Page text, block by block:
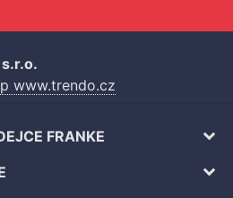
s.r.o.
www.trendo.cz
FRANKE